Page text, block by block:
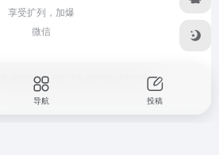
享受扩列，加爆
微信
高老四导航 浙ICP备2020045320号-3
导航 投稿